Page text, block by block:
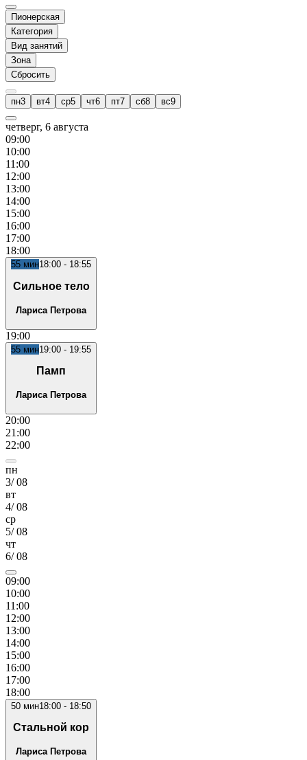
Пионерская
Категория
Вид занятий
Зона
Сбросить
пн3 вт4 ср5 чт6 пт7 сб8 вс9
четверг, 6 августа
09:00
10:00
11:00
12:00
13:00
14:00
15:00
16:00
17:00
18:00
55 мин18:00 - 18:55
Сильное тело
Лариса Петрова
19:00
55 мин19:00 - 19:55
Памп
Лариса Петрова
20:00
21 :00
22:00
пн
3/08
вт
4/08
ср
5/08
чт
6/08
09:00
10:00
11 :00
12:00
13:00
14:00
15:00
16:00
17:00
18:00
50 мин18:00 - 18:50
Стальной кор
Лариса Петрова